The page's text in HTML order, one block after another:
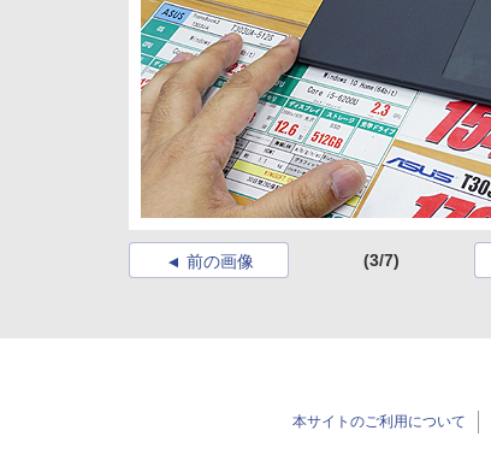
前の画像 (3/7)
本サイトのご利用について